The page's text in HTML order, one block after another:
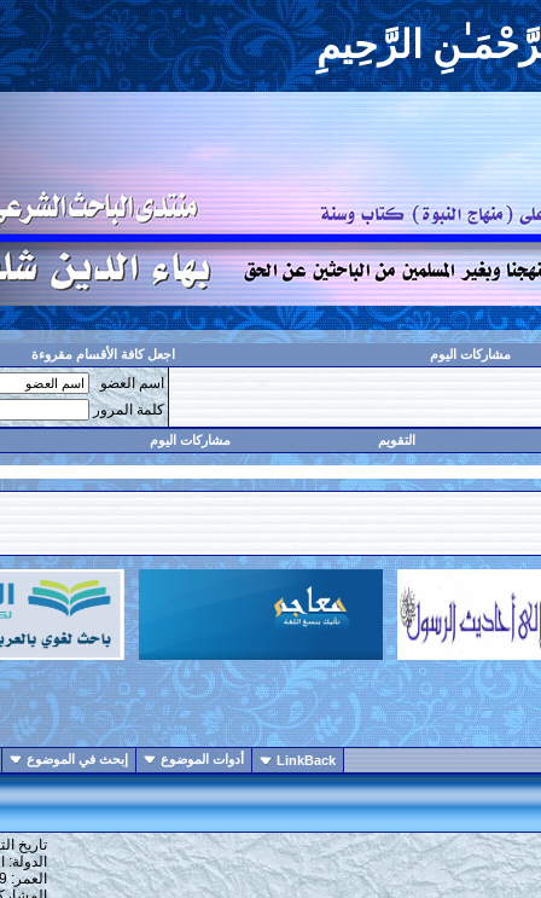
حفظ البيانات؟
مشاركات اليوم البحث
أدوات الموضوع إبحث في الموضوع انواع عرض الموضوع
#
1
تاريخ التسجيل: 16-12-2013
الدولة: القاهرة
العمر: 59